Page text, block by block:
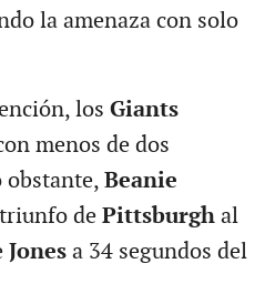
la amenaza con solo
los Giants
menos de dos
obstante, Beanie
de Pittsburgh al
Jones a 34 segundos del